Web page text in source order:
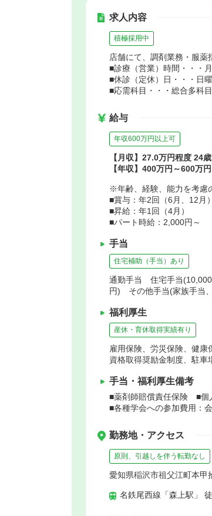
求人内容
積極採用中
店舗にて、調剤業務・服薬
■診療（営業）時間・・・
■休診（定休）日・・・日
■応需科目・・・総合多科目
給与
年収600万円以上可
【月収】27.0万円程度 24
【年収】400万円～600万円
※年齢、経験、能力を考慮
■賞与：年2回（6月、12
■昇給：年1回（4月）
■パート時給：2,000円～
手当
住宅補助（手当）あり
通勤手当 住宅手当
円) その他手当(家族手当
福利厚生
産休・育休取得実績有り
雇用保険、労災保険、健
資格取得奨励金制度、駐車
手当・福利厚生備考
■薬剤師賠償責任保険 ■個
■各種学会への参加費用：
勤務地・アクセス
原則、引越しを伴う転勤なし
愛知県稲沢市祖父江町本甲
名鉄尾西線「森上駅」